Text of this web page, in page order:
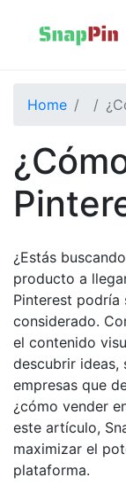
Home
¿Estás
producto a
Pinterest podría
considerado.
el contenido
descubrir ideas,
empresas que
¿cómo vender
este artículo,
maximizar el
plataforma.